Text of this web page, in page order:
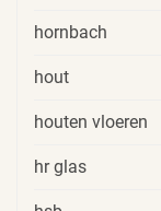
hornbach
hout
houten vloeren
hr glas